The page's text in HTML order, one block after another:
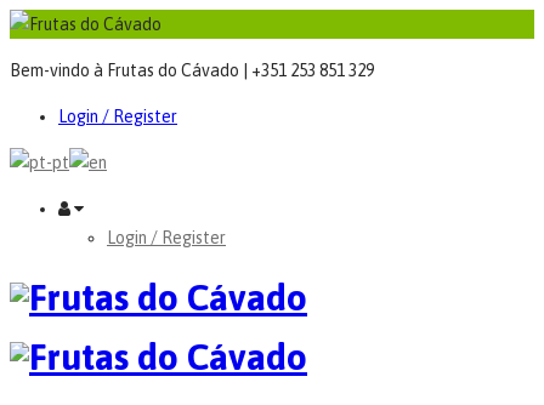
Bem-vindo à Frutas do Cávado | +351 253 851 329
Login / Register
Login / Register